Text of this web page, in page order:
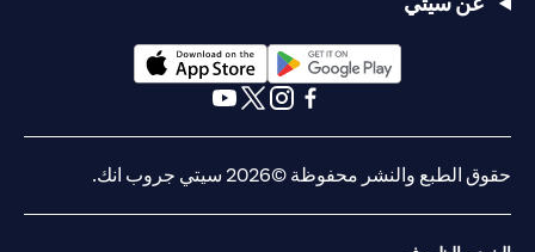
opens in a new tab
opens in a new tab
حقوق الطبع والنشر محفوظة ©2026 سيتي جروب انك.